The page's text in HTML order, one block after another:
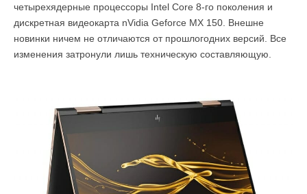
четырехядерные процессоры Intel Core 8-го поколения и
дискретная видеокарта nVidia Geforce MX 150. Внешне
новинки ничем не отличаются от прошлогодних версий. Все
изменения затронули лишь техническую составляющую.